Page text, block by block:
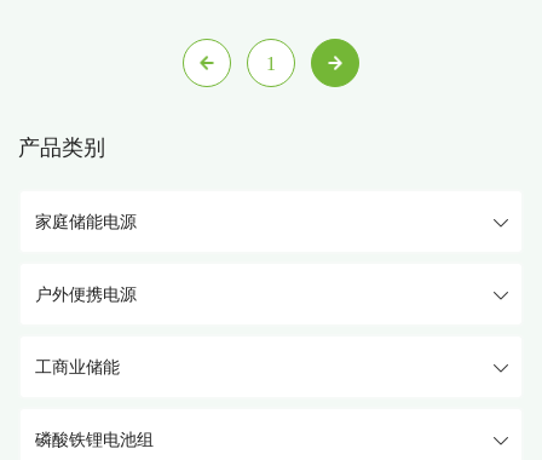
1
产品类别
家庭储能电源
户外便携电源
工商业储能
磷酸铁锂电池组